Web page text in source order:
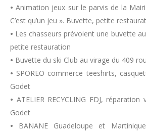
• Animation jeux sur le parvis de la
C’est qu’un jeu ». Buvette, petite
• Les chasseurs prévoient une buvette
petite restauration
• Buvette du ski Club au virage du 409
• SPOREO commerce teeshirts,
Godet
• ATELIER RECYCLING FDJ,
Godet
• BANANE Guadeloupe et